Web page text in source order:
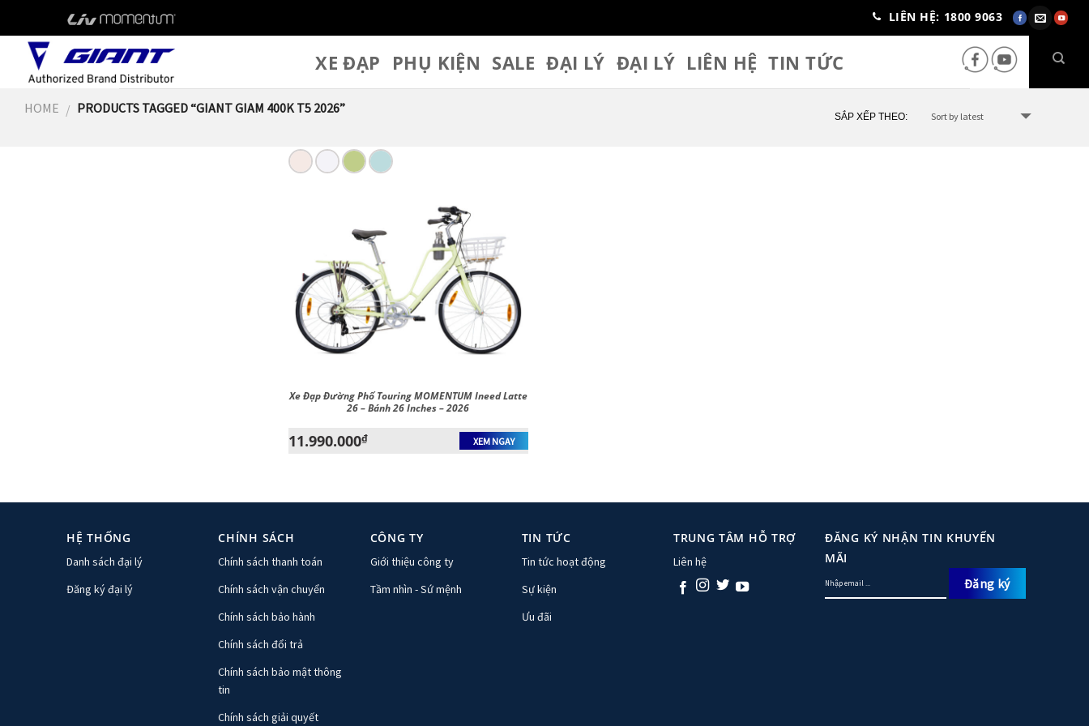
content
LIÊN HỆ: 1800 9063
XE ĐẠP PHỤ KIỆN SALE ĐẠI LÝ ĐẠI LÝ LIÊN HỆ TIN TỨC
HOME / PRODUCTS TAGGED “GIANT GIAM 400K T5 2026”
SẮP XẾP THEO:
Xe Đạp Đường Phố Touring MOMENTUM Ineed Latte
26 – Bánh 26 Inches – 2026
11.990.000₫ XEM NGAY
HỆ THỐNG
Danh sách đại lý
Đăng ký đại lý
CHÍNH SÁCH
Chính sách thanh toán
Chính sách vận chuyển
Chính sách bảo hành
Chính sách đổi trả
Chính sách bảo mật thông
tin
Chính sách giải quyết
CÔNG TY
Giới thiệu công ty
Tầm nhìn - Sứ mệnh
TIN TỨC
Tin tức hoạt động
Sự kiện
Ưu đãi
TRUNG TÂM HỖ TRỢ
Liên hệ
ĐĂNG KÝ NHẬN TIN KHUYẾN
MÃI